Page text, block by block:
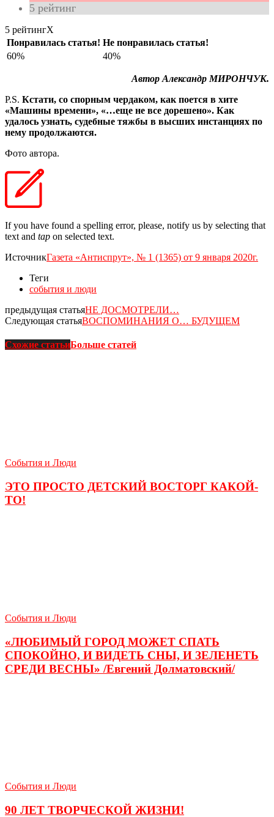
5 рейтинг
5 рейтингX
Понравилась статья! Не понравилась статья!
60%
40%
Автор Александр МИРОНЧУК.
P.S. Кстати, со спорным чердаком, как поется в хите
«Машины времени», «…еще не все дорешено». Как
удалось узнать, судебные тяжбы в высших инстанциях по
нему продолжаются.
Фото автора.
If you have found a spelling error, please, notify us by selecting that
text and tap on selected text.
ИсточникГазета «Антиспрут», № 1 (1365) от 9 января 2020г.
Теги
события и люди
предыдущая статьяНЕ ДОСМОТРЕЛИ…
Следующая статьяВОСПОМИНАНИЯ О… БУДУЩЕМ
Схожие статьиБольше статей
События и Люди
ЭТО ПРОСТО ДЕТСКИЙ ВОСТОРГ КАКОЙ-
ТО!
События и Люди
«ЛЮБИМЫЙ ГОРОД МОЖЕТ СПАТЬ
СПОКОЙНО, И ВИДЕТЬ СНЫ, И ЗЕЛЕНЕТЬ
СРЕДИ ВЕСНЫ» /Евгений Долматовский/
События и Люди
90 ЛЕТ ТВОРЧЕСКОЙ ЖИЗНИ!